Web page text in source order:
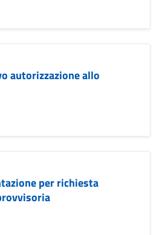
autorizzazione allo
per richiesta